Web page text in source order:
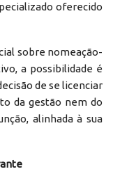
oferecido
sobre nomeação-
a possibilidade é
de se licenciar
da gestão nem do
alinhada à sua